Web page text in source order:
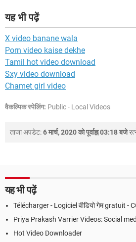
यह भी पढ़ें
X video banane wala
Porn video kaise dekhe
Tamil hot video download
Sxy video download
Chamet girl video
वैकल्पिक स्पेलिंग: Public - Local Videos
ताजा अपडेट:6 मार्च, 2020 को पूर्वाह्न 03:18 बजे
यह भी पढ़ें
Télécharger - Logiciel वीडियो गेम gratuit -
Priya Prakash Varrier Videos: Social
Hot Video Downloader